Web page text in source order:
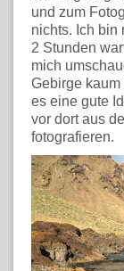
und zum
nichts. Ich bin
2 Stunden
mich
Gebirge
es eine gute
vor dort aus
fotografieren.